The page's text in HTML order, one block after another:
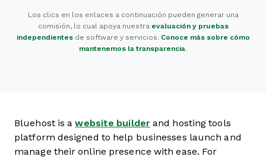
Los clics en los enlaces a continuación pueden generar una
comisión, lo cual apoya nuestra evaluación y pruebas
independientesde software y servicios. Conoce más sobre cómo
mantenemos la transparencia.
Bluehost is awebsite builderand hosting tools
platform designed to help businesses launch and
manage their online presence with ease. For